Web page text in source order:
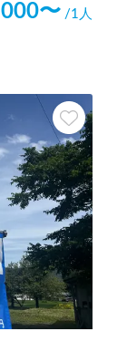
〜 /1人